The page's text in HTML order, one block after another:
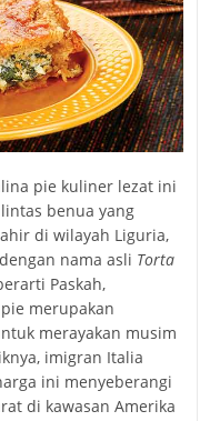
pie kuliner lezat ini
benua yang
di wilayah Liguria,
nama asli Torta
Paskah,
merupakan
merayakan musim
imigran Italia
ini menyeberangi
di kawasan Amerika